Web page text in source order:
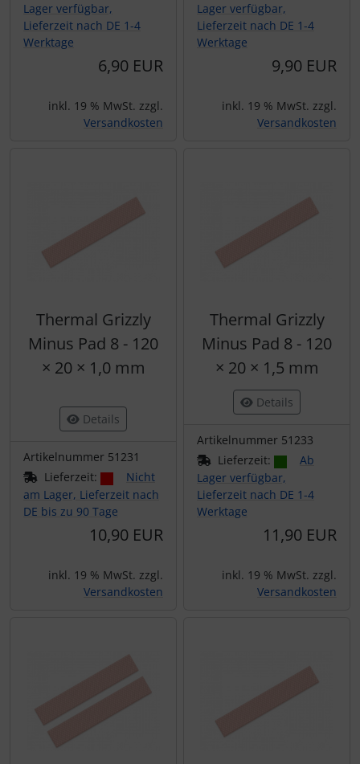
Lager verfügbar,
Lieferzeit nach DE 1-4
Werktage
6,90 EUR
inkl. 19 % MwSt. zzgl.
Versandkosten
Lager verfügbar,
Lieferzeit nach DE 1-4
Werktage
9,90 EUR
inkl. 19 % MwSt. zzgl.
Versandkosten
Thermal Grizzly
Minus Pad 8 - 120
× 20 × 1,0 mm
Details
Artikelnummer 51231
Lieferzeit:
Nicht
am Lager, Lieferzeit nach
DE bis zu 90 Tage
10,90 EUR
inkl. 19 % MwSt. zzgl.
Versandkosten
Thermal Grizzly
Minus Pad 8 - 120
× 20 × 1,5 mm
Details
Artikelnummer 51233
Lieferzeit:
Ab
Lager verfügbar,
Lieferzeit nach DE 1-4
Werktage
11,90 EUR
inkl. 19 % MwSt. zzgl.
Versandkosten